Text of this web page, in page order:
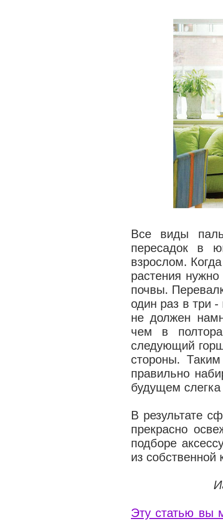
Все виды
пересадок в
взрослом.
растения
почвы.
один раз в три
не должен
чем в
следующий
стороны.
правильно
будущем слегка
В результате
прекрасно
подборе
из собственной
Эту статью вы